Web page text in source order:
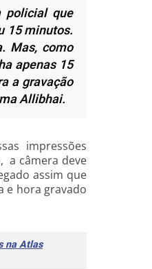
policial que
15 minutos.
Mas, como
apenas 15
a gravação
Allibhai.
impressões
a câmera deve
assim que
e hora gravado
na Atlas